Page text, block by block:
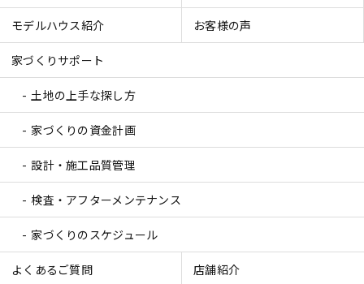
モデルハウス紹介 お客様の声
家づくりサポート
土地の上手な探し方
家づくりの資金計画
設計・施工品質管理
検査・アフターメンテナンス
家づくりのスケジュール
よくあるご質問 店舗紹介